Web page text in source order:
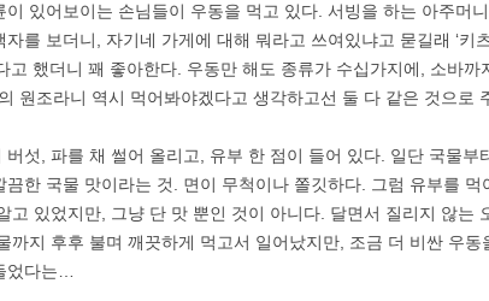
이 있어보이는 손님들이 우동을 먹고 있다. 서빙을 하는 아주머
를 보더니, 자기네 가게에 대해 뭐라고 쓰여있냐고 묻길래 ‘키
고 했더니 꽤 좋아한다. 우동만 해도 종류가 수십가지에, 소바
원조라니 역시 먹어봐야겠다고 생각하고선 둘 다 같은 것으로
버섯, 파를 채 썰어 올리고, 유부 한 점이 들어 있다. 일단 국물부
끔한 국물 맛이라는 것. 면이 무척이나 쫄깃하다. 그럼 유부를 먹
고 있었지만, 그냥 단 맛 뿐인 것이 아니다. 달면서 질리지 않는
까지 후후 불며 깨끗하게 먹고서 일어났지만, 조금 더 비싼 우동
었다는…